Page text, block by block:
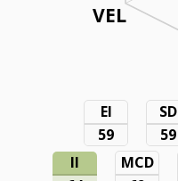
VEL
EI
59
SD
59
II
MCD